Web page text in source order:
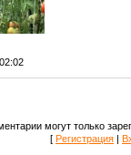
могут только
[ Регистрация